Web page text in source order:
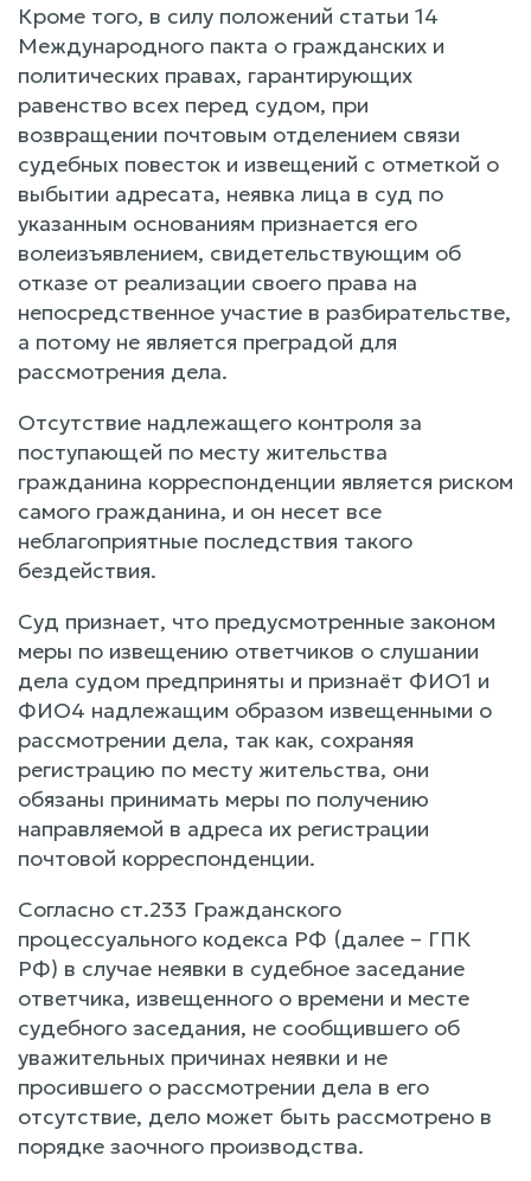
Кроме того, в силу положений статьи 14
Международного пакта о гражданских и
политических правах, гарантирующих
равенство всех перед судом, при
возвращении почтовым отделением связи
судебных повесток и извещений с отметкой о
выбытии адресата, неявка лица в суд по
указанным основаниям признается его
волеизъявлением, свидетельствующим об
отказе от реализации своего права на
непосредственное участие в разбирательстве,
а потому не является преградой для
рассмотрения дела.
Отсутствие надлежащего контроля за
поступающей по месту жительства
гражданина корреспонденции является риском
самого гражданина, и он несет все
неблагоприятные последствия такого
бездействия.
Суд признает, что предусмотренные законом
меры по извещению ответчиков о слушании
дела судом предприняты и признаёт ФИО1 и
ФИО4 надлежащим образом извещенными о
рассмотрении дела, так как, сохраняя
регистрацию по месту жительства, они
обязаны принимать меры по получению
направляемой в адреса их регистрации
почтовой корреспонденции.
Согласно ст.233 Гражданского
процессуального кодекса РФ (далее – ГПК
РФ) в случае неявки в судебное заседание
ответчика, извещенного о времени и месте
судебного заседания, не сообщившего об
уважительных причинах неявки и не
просившего о рассмотрении дела в его
отсутствие, дело может быть рассмотрено в
порядке заочного производства.